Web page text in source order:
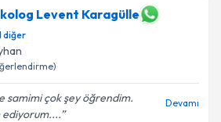
Levent Karagülle
diğer
samimi çok şey öğrendim.
Devamı